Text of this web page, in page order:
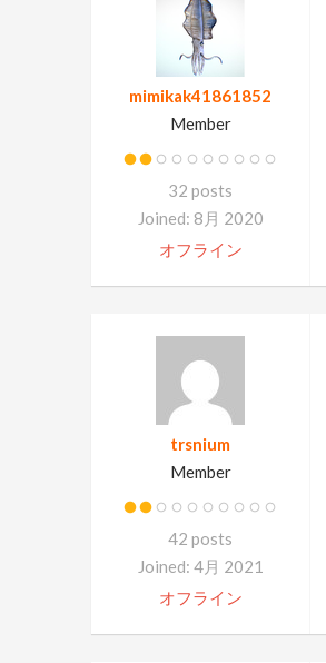
mimikak41861852
Member
32 posts
Joined: 8月 2020
オフライン
trsnium
Member
42 posts
Joined: 4月 2021
オフライン